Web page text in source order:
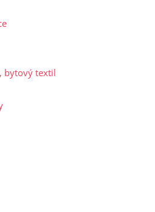
bytový textil